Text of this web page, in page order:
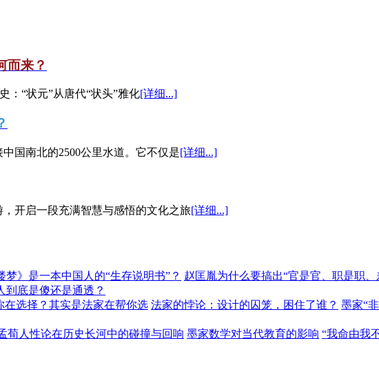
而来？
：“状元”从唐代“状头”雅化[详细...]
国南北的2500公里水道。它不仅是[详细...]
开启一段充满智慧与感悟的文化之旅[详细...]
梦》是一本中国人的“生存说明书”？ 赵匡胤为什么要搞出“官是官、职是职
到底是傻还是通透？
在选择？其实是法家在帮你选 法家的悖论：设计的囚笼，困住了谁？ 墨家“
荀人性论在历史长河中的碰撞与回响 墨家数学对当代教育的影响 “我命由我